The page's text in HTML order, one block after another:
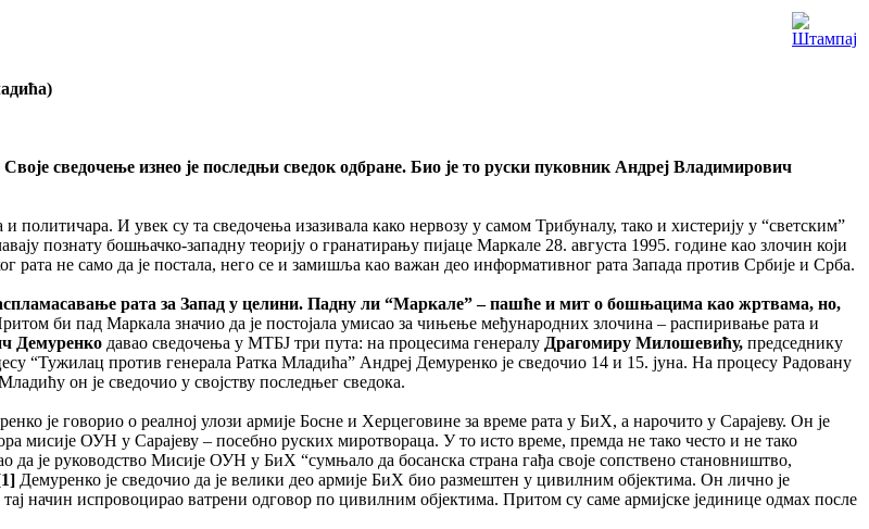
сведочење изнео је последњи сведок одбране. Био је то руски пуковник Андреј Владимирович
И увек су та сведочења изазивала како нервозу у самом Трибуналу, тако и хистерију у “светским”
познату бошњачко-западну теорију о гранатирању пијаце Маркале 28. августа 1995. године као злочин који
рата не само да је постала, него се и замишља као важан део информативног рата Запада против Србије и Срба.
рата за Запад у целини. Падну ли “Маркале” – пашће и мит о бошњацима као жртвама, но,
би пад Маркала значио да је постојала умисао за чињење међународних злочина – распиривање рата и
Демуренко давао сведочења у МТБЈ три пута: на процесима генералу Драгомиру Милошевићу, председнику
“Тужилац против генерала Ратка Младића” Андреј Демуренко је сведочио 14 и 15. јуна. На процесу Радовану
он је сведочио у својству последњег сведока.
је говорио о реалној улози армије Босне и Херцеговине за време рата у БиХ, а нарочито у Сарајеву. Он је
мисије ОУН у Сарајеву – посебно руских миротвораца. У то исто време, премда не тако често и не тако
да је руководство Мисије ОУН у БиХ “сумњало да босанска страна гађа своје сопствено становништво,
Демуренко је сведочио да је велики део армије БиХ био размештен у цивилним објектима. Он лично је
тај начин испровоцирао ватрени одговор по цивилним објектима. Притом су саме армијске јединице одмах после